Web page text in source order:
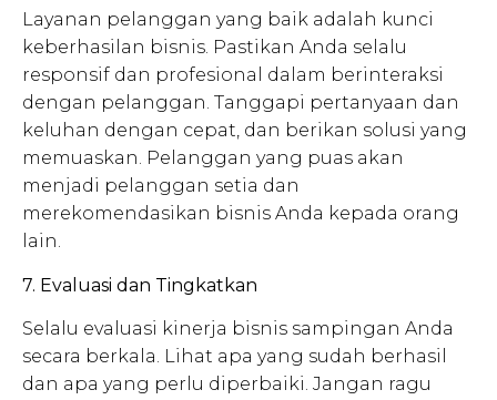
Layanan pelanggan yang baik adalah kunci
keberhasilan bisnis. Pastikan Anda selalu
responsif dan profesional dalam berinteraksi
dengan pelanggan. Tanggapi pertanyaan dan
keluhan dengan cepat, dan berikan solusi yang
memuaskan. Pelanggan yang puas akan
menjadi pelanggan setia dan
merekomendasikan bisnis Anda kepada orang
lain.
7. Evaluasi dan Tingkatkan
Selalu evaluasi kinerja bisnis sampingan Anda
secara berkala. Lihat apa yang sudah berhasil
dan apa yang perlu diperbaiki. Jangan ragu